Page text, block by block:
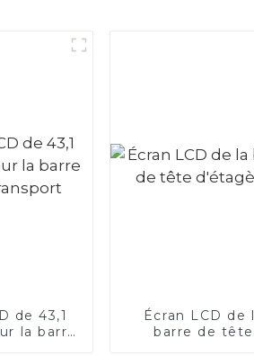
de 43,1
la barre
Écran LCD de
barre de tête